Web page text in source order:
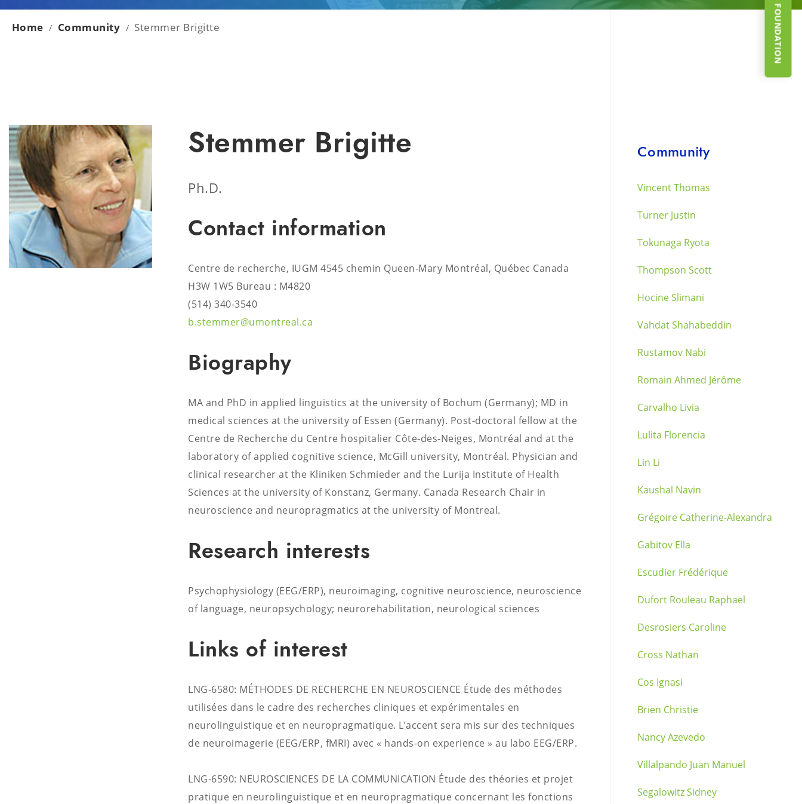
Home / Community / Stemmer Brigitte
Stemmer Brigitte
Ph.D.
Contact information
Centre de recherche, IUGM 4545 chemin Queen-Mary Montréal, Québec Canada
H3W 1W5 Bureau : M4820
(514) 340-3540
b.stemmer@umontreal.ca
Biography
MA and PhD in applied linguistics at the university of Bochum (Germany); MD in
medical sciences at the university of Essen (Germany). Post-doctoral fellow at the
Centre de Recherche du Centre hospitalier Côte-des-Neiges, Montréal and at the
laboratory of applied cognitive science, McGill university, Montréal. Physician and
clinical researcher at the Kliniken Schmieder and the Lurija Institute of Health
Sciences at the university of Konstanz, Germany. Canada Research Chair in
neuroscience and neuropragmatics at the university of Montreal.
Research interests
Psychophysiology (EEG/ERP), neuroimaging, cognitive neuroscience, neuroscience
of language, neuropsychology; neurorehabilitation, neurological sciences
Links of interest
LNG-6580: MÉTHODES DE RECHERCHE EN NEUROSCIENCE Étude des méthodes
utilisées dans le cadre des recherches cliniques et expérimentales en
neurolinguistique et en neuropragmatique. L’accent sera mis sur des techniques
de neuroimagerie (EEG/ERP, fMRI) avec « hands-on experience » au labo EEG/ERP.
LNG-6590: NEUROSCIENCES DE LA COMMUNICATION Étude des théories et projet
pratique en neurolinguistique et en neuropragmatique concernant les fonctions
Community
Vincent Thomas
Turner Justin
Tokunaga Ryota
Thompson Scott
Hocine Slimani
Vahdat Shahabeddin
Rustamov Nabi
Romain Ahmed Jérôme
Carvalho Livia
Lulita Florencia
Lin Li
Kaushal Navin
Grégoire Catherine-Alexandra
Gabitov Ella
Escudier Frédérique
Dufort Rouleau Raphael
Desrosiers Caroline
Cross Nathan
Cos Ignasi
Brien Christie
Nancy Azevedo
Villalpando Juan Manuel
Segalowitz Sidney